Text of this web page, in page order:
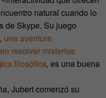
natural cuando lo
de Skype. Su juego
una aventura
resolver misterios
filosófica, es una buena
Jubert comenzó su